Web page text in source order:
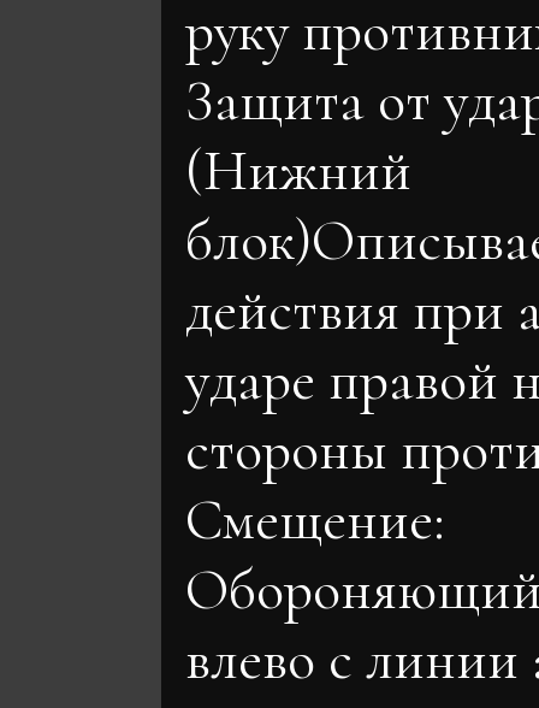
руку
Защита от
(Нижний
действия при
ударе правой
стороны
Смещение:
влево с линии